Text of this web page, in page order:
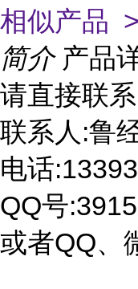
相似产品 >
简介 产品
请直接联
联系人:鲁
电话
QQ号
或者QQ、